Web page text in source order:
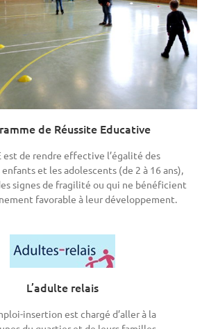
de Réussite Educative
est de rendre effective l’égalité des
et les adolescents (de 2 à 16 ans),
signes de fragilité ou qui ne bénéficient
favorable à leur développement.
L’adulte relais
insertion est chargé d’aller à la